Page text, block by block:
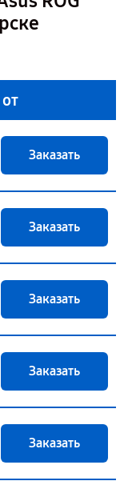
Заказать
Заказать
Заказать
Заказать
Заказать